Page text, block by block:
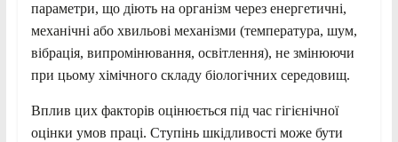
параметри, що діють на організм через енергетичні,
механічні або хвильові механізми (температура, шум,
вібрація, випромінювання, освітлення), не змінюючи
при цьому хімічного складу біологічних середовищ.
Вплив цих факторів оцінюється під час гігієнічної
оцінки умов праці. Ступінь шкідливості може бути